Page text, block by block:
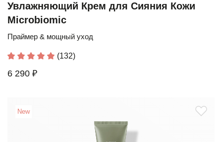
Увлажняющий Крем для Сияния Кожи
Microbiomic
Праймер & мощный уход
(132)
6 290 ₽
New